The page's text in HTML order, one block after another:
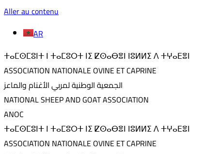
Aller au contenu
AR
ⵜⴰⵎⵙⵎⵓⵏⵜ ⵏ ⵜⴰⵎⵓⵔⵜ ⵏⵉ ⵇⵙⴰⴱⴻⵏ ⵏⵓⵍⵍⵉ ⴷ ⵜⵖⴰⴹⴻⵏ
ASSOCIATION NATIONALE OVINE ET CAPRINE
الجمعية الوطنية لمربي الأغنام والماعز
NATIONAL SHEEP AND GOAT ASSOCIATION
ANOC
ⵜⴰⵎⵙⵎⵓⵏⵜ ⵏ ⵜⴰⵎⵓⵔⵜ ⵏⵉ ⵇⵙⴰⴱⴻⵏ ⵏⵓⵍⵍⵉ ⴷ ⵜⵖⴰⴹⴻⵏ
ASSOCIATION NATIONALE OVINE ET CAPRINE